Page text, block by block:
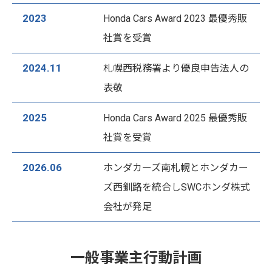
2023
Honda Cars Award 2023 最優秀販
社賞を受賞
2024.11
札幌西税務署より優良申告法人の
表敬
2025
Honda Cars Award 2025 最優秀販
社賞を受賞
2026.06
ホンダカーズ南札幌とホンダカー
ズ西釧路を統合しSWCホンダ株式
会社が発足
一般事業主行動計画